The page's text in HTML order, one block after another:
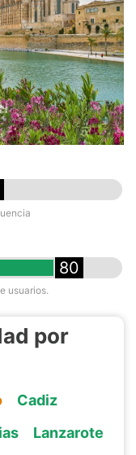
80
usuarios.
por
Cadiz
Lanzarote